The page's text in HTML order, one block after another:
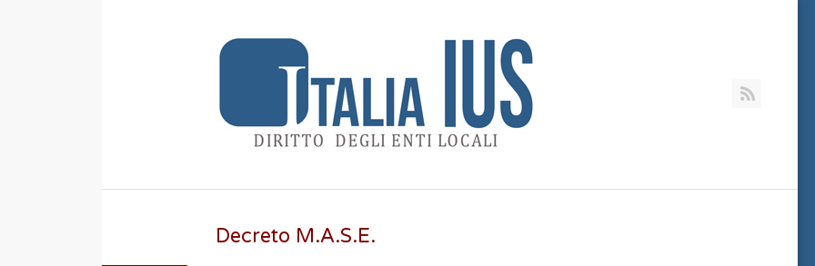
Decreto M.A.S.E.